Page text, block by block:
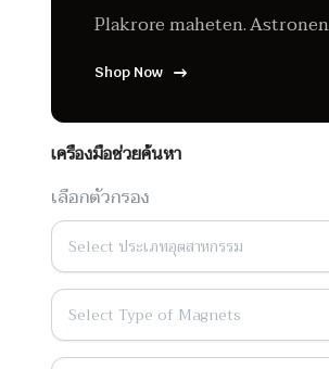
Plakrore maheten.
Shop Now
เครื่องมือช่วยค้นหา
เลือกตัวกรอง
Select ประเภทอุตสาหกรรม
Select Type of Magnets